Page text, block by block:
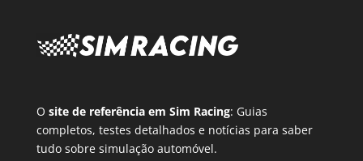
O site de referência em Sim Racing: Guias
completos, testes detalhados e notícias para saber
tudo sobre simulação automóvel.